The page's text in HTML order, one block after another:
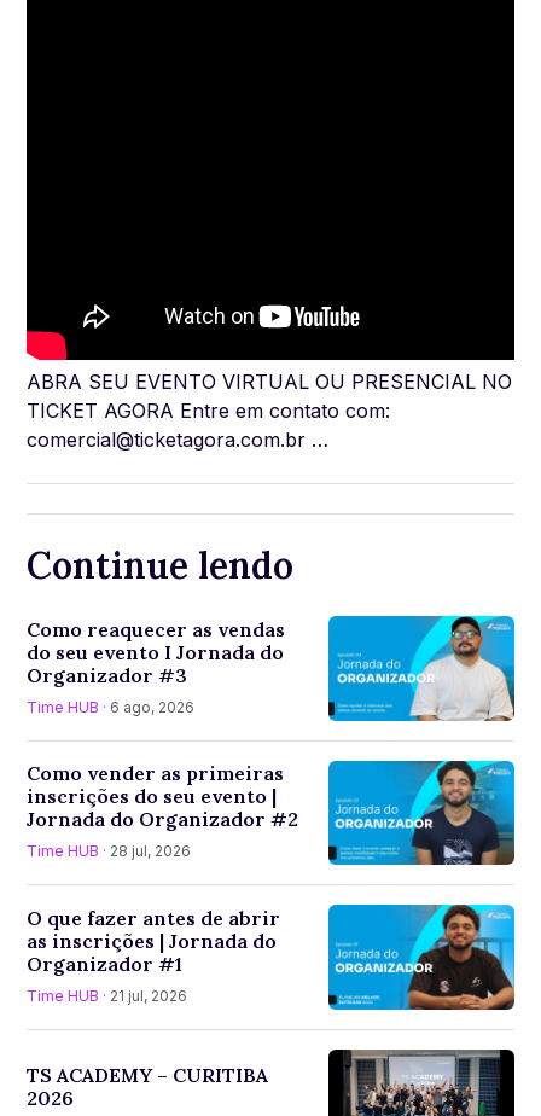
ABRA SEU EVENTO VIRTUAL OU PRESENCIAL NO
TICKET AGORA Entre em contato com:
comercial@ticketagora.com.br …
Continue lendo
Como reaquecer as vendas
do seu evento I Jornada do
Organizador #3
Time HUB · 6 ago, 2026
Como vender as primeiras
inscrições do seu evento |
Jornada do Organizador #2
Time HUB · 28 jul, 2026
O que fazer antes de abrir
as inscrições | Jornada do
Organizador #1
Time HUB · 21 jul, 2026
TS ACADEMY – CURITIBA
2026